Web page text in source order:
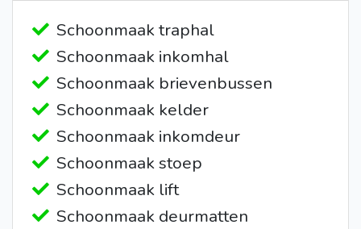
Schoonmaak traphal
Schoonmaak inkomhal
Schoonmaak brievenbussen
Schoonmaak kelder
Schoonmaak inkomdeur
Schoonmaak stoep
Schoonmaak lift
Schoonmaak deurmatten